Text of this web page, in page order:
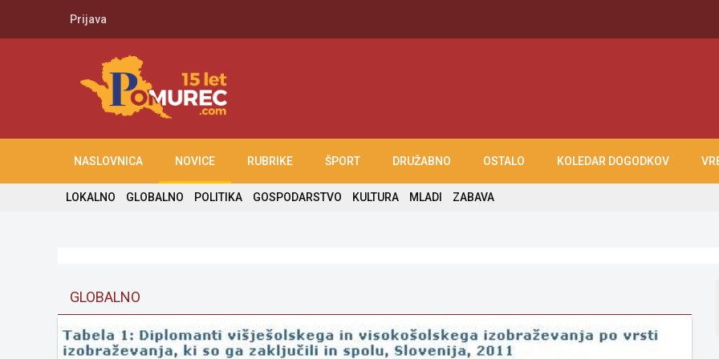
Prijava
NASLOVNICA NOVICE RUBRIKE ŠPORT DRUŽABNO OSTALO KOLEDAR DOGODKOV
LOKALNO GLOBALNO POLITIKA GOSPODARSTVO KULTURA MLADI ZABAVA
GLOBALNO